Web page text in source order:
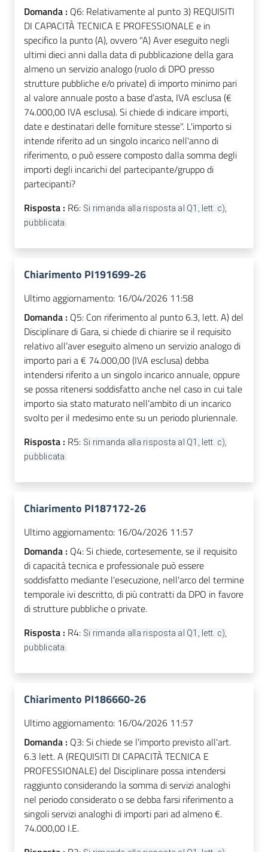
Domanda : Q6: Relativamente al punto 3) REQUISITI
DI CAPACITÀ TECNICA E PROFESSIONALE e in
specifico la punto (A), ovvero "A) Aver eseguito negli
ultimi dieci anni dalla data di pubblicazione della gara
almeno un servizio analogo (ruolo di DPO presso
strutture pubbliche e/o private) di importo minimo pari
al valore annuale posto a base d’asta, IVA esclusa (€
74.000,00 IVA esclusa). Si chiede di indicare importi,
date e destinatari delle forniture stesse". L'importo si
intende riferito ad un singolo incarico nell'anno di
riferimento, o può essere composto dalla somma degli
importi degli incarichi del partecipante/gruppo di
partecipanti?
Risposta : R6: Si rimanda alla risposta al Q1, lett. c),
pubblicata.
Chiarimento PI191699-26
Ultimo aggiornamento: 16/04/2026 11:58
Domanda : Q5: Con riferimento al punto 6.3, lett. A) del
Disciplinare di Gara, si chiede di chiarire se il requisito
relativo all’aver eseguito almeno un servizio analogo di
importo pari a € 74.000,00 (IVA esclusa) debba
intendersi riferito a un singolo incarico annuale, oppure
se possa ritenersi soddisfatto anche nel caso in cui tale
importo sia stato maturato nell’ambito di un incarico
svolto per il medesimo ente su un periodo pluriennale.
Risposta : R5: Si rimanda alla risposta al Q1, lett. c),
pubblicata.
Chiarimento PI187172-26
Ultimo aggiornamento: 16/04/2026 11:57
Domanda : Q4: Si chiede, cortesemente, se il requisito
di capacità tecnica e professionale può essere
soddisfatto mediante l'esecuzione, nell'arco del termine
temporale ivi descritto, di più contratti da DPO in favore
di strutture pubbliche o private.
Risposta : R4: Si rimanda alla risposta al Q1, lett. c),
pubblicata.
Chiarimento PI186660-26
Ultimo aggiornamento: 16/04/2026 11:57
Domanda : Q3: Si chiede se l'importo previsto all'art.
6.3 lett. A (REQUISITI DI CAPACITÀ TECNICA E
PROFESSIONALE) del Disciplinare possa intendersi
raggiunto considerando la somma di servizi analoghi
nel periodo considerato o se debba farsi riferimento a
singoli servizi analoghi di importi pari ad almeno €.
74.000,00 I.E.